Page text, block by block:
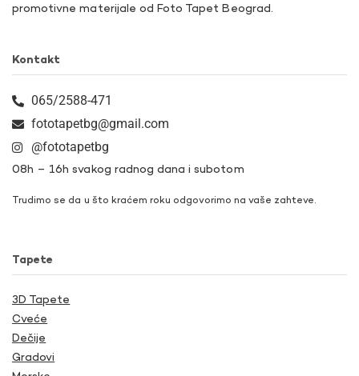
promotivne materijale od Foto Tapet Beograd.
Kontakt
065/2588-471
fototapetbg@gmail.com
@fototapetbg
08h – 16h svakog radnog dana i subotom
Trudimo se da u što kraćem roku odgovorimo na vaše zahteve.
Tapete
3D Tapete
Cveće
Dečije
Gradovi